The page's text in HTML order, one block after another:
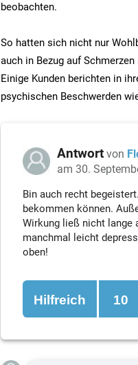
beobachten.
So hatten sich nicht nur
auch in Bezug auf
Einige Kunden berichten in
psychischen Beschwerden
Antwort von
am 30.
Bin auch recht
bekommen können.
Wirkung ließ nicht lange
manchmal leicht
oben!
Hilfreich 10